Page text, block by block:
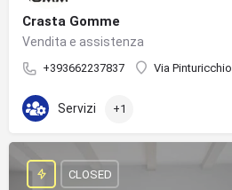
Crasta Gomme
Vendita e assistenza
+393662237837 Via Pinturicchio
Servizi +1
CLOSED